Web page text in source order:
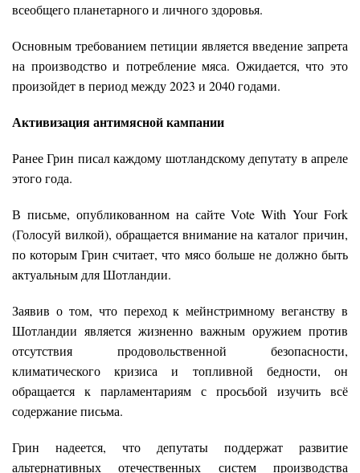
всеобщего планетарного и личного здоровья.
Основным требованием петиции является введение запрета
на производство и потребление мяса. Ожидается, что это
произойдет в период между 2023 и 2040 годами.
Активизация антимясной кампании
Ранее Грин писал каждому шотландскому депутату в апреле
этого года.
В письме, опубликованном на сайте Vote With Your Fork
(Голосуй вилкой), обращается внимание на каталог причин,
по которым Грин считает, что мясо больше не должно быть
актуальным для Шотландии.
Заявив о том, что переход к мейнстримному веганству в
Шотландии является жизненно важным оружием против
отсутствия продовольственной безопасности,
климатического кризиса и топливной бедности, он
обращается к парламентариям с просьбой изучить всё
содержание письма.
Грин надеется, что депутаты поддержат развитие
альтернативных отечественных систем производства